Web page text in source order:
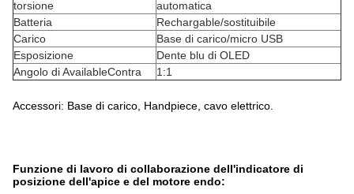
torsione
automatica
Batteria
Rechargable/sostituibile
Carico
Base di carico/micro USB
Esposizione
Dente blu di OLED
Angolo di AvailableContra
1:1
Accessori: Base di carico, Handpiece, cavo elettrico.
Funzione di lavoro di collaborazione dell'indicatore di
posizione dell'apice e del motore endo: